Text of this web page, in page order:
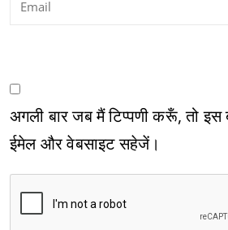
अगली बार जब मैं टिप्पणी करूँ, तो इस
ईमेल और वेबसाइट सहेजें।